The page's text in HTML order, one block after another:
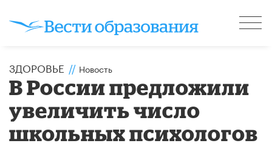
ЗДОРОВЬЕ // Новость
В России предложили
увеличить число
школьных психологов